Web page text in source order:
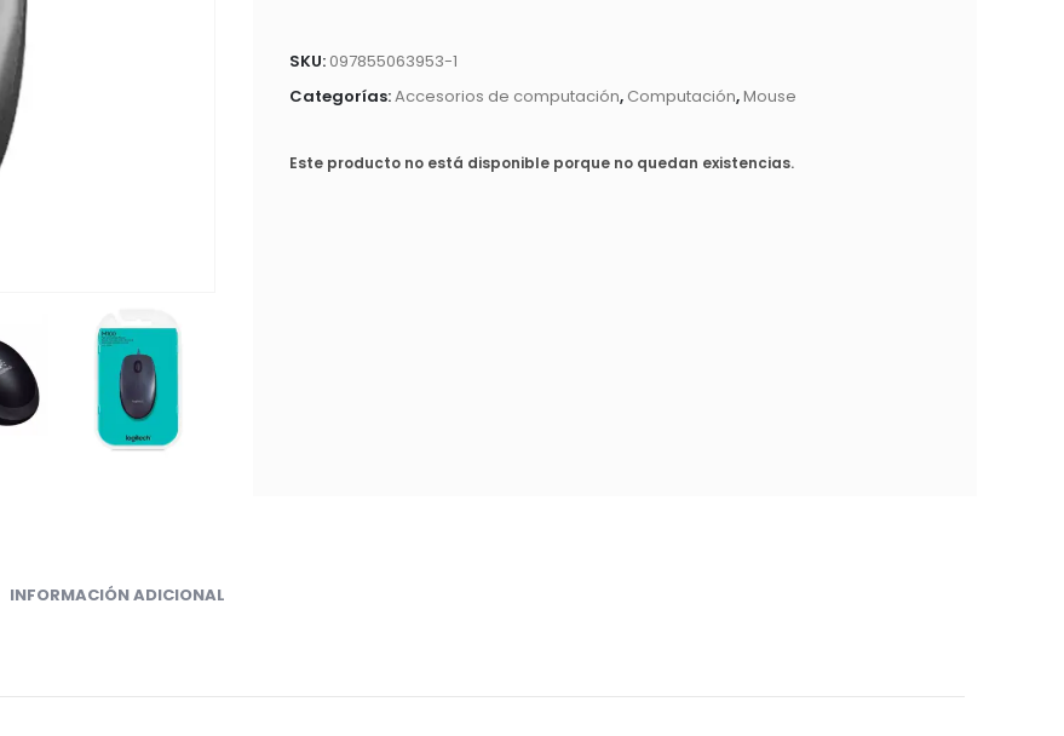
SKU: 097855063953-1
Categorías:Accesorios de computación, Computación,Mouse
Este producto no está disponible porque no quedan existencias.
INFORMACIÓN ADICIONAL